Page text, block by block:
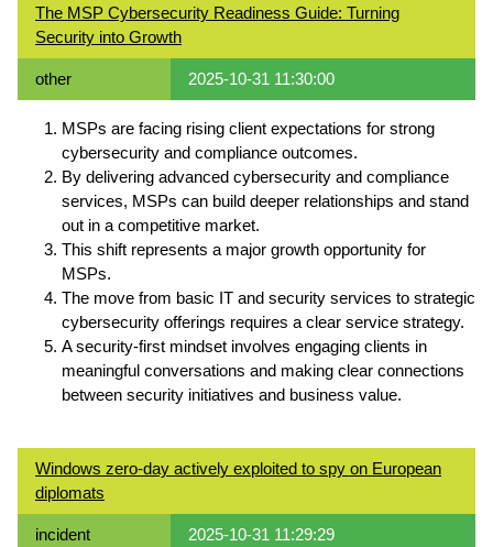
The MSP Cybersecurity Readiness Guide: Turning
Security into Growth
other 2025-10-31 11:30:00
MSPs are facing rising client expectations for strong
cybersecurity and compliance outcomes.
By delivering advanced cybersecurity and compliance
services, MSPs can build deeper relationships and stand
out in a competitive market.
This shift represents a major growth opportunity for
MSPs.
The move from basic IT and security services to strategic
cybersecurity offerings requires a clear service strategy.
A security-first mindset involves engaging clients in
meaningful conversations and making clear connections
between security initiatives and business value.
Windows zero-day actively exploited to spy on European
diplomats
incident 2025-10-31 11:29:29